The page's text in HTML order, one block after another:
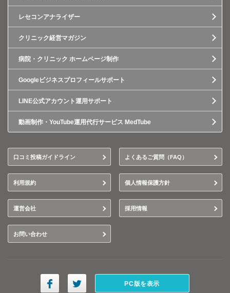
レセコンアナライザー
クリニック経営マガジン
病院・クリニック ホームページ制作
Googleビジネスプロフィールサポート
LINE公式アカウント運用サポート
動画制作・YouTube運用代行サービス MedTube
口コミ投稿ガイドライン よくあるご質問（FAQ）
利用規約 個人情報保護方針
運営会社 採用情報
お問い合わせ
PC版を表示